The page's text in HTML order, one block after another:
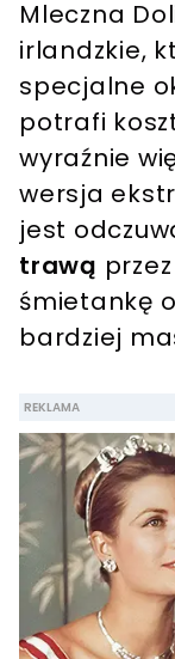
Mleczna
irlandzkie,
specjalne
potrafi
wyraźnie
wersja
jest
trawą
śmietankę
bardziej